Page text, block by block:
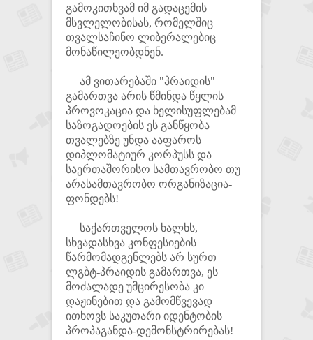
გამოკითხვამ იმ გადაცემის
მსვლელობისას, რომელშიც
თვალსაჩინო ლიბერალებიც
მონაწილეობდნენ.
ამ ვითარებაში "პრაიდის"
გამართვა არის წმინდა წყლის
პროვოკაცია და ხელისუფლებამ
საზოგადოების ეს განწყობა
თვალებზე უნდა ააფაროს
დიპლომატიურ კორპუსს და
საერთაშორისო სამთავრობო თუ
არასამთავრობო ორგანიზაცია-
ფონდებს!
საქართველოს ხალხს,
სხვადასხვა კონფესიების
წარმომადგენლებს არ სურთ
ლგბტ-პრაიდის გამართვა, ეს
მოძალადე უმცირესობა კი
დაჟინებით და გამომწვევად
ითხოვს საკუთარი იდენტობის
პროპაგანდა-დემონსტრირებას!